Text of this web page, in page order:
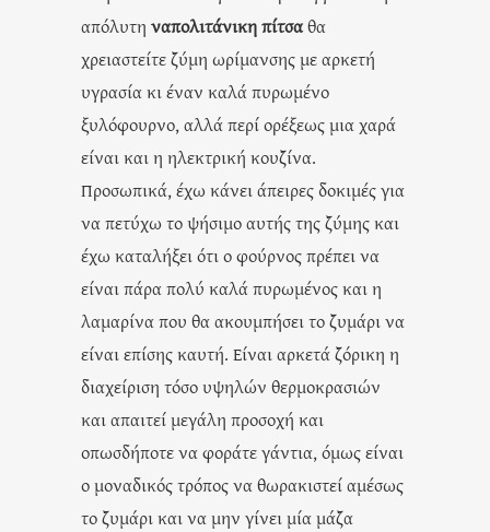
απόλυτη ναπολιτάνικη πίτσαθα
χρειαστείτε ζύμη ωρίμανσης με αρκετή
υγρασία κι έναν καλά πυρωμένο
ξυλόφουρνο, αλλά περί ορέξεως μια χαρά
είναι και η ηλεκτρική κουζίνα.
Προσωπικά, έχω κάνει άπειρες δοκιμές για
να πετύχω το ψήσιμο αυτής της ζύμης και
έχω καταλήξει ότι ο φούρνος πρέπει να
είναι πάρα πολύ καλά πυρωμένος και η
λαμαρίνα που θα ακουμπήσει το ζυμάρι να
είναι επίσης καυτή. Είναι αρκετά ζόρικη η
διαχείριση τόσο υψηλών θερμοκρασιών
και απαιτεί μεγάλη προσοχή και
οπωσδήποτε να φοράτε γάντια, όμως είναι
ο μοναδικός τρόπος να θωρακιστεί αμέσως
το ζυμάρι και να μην γίνει μία μάζα